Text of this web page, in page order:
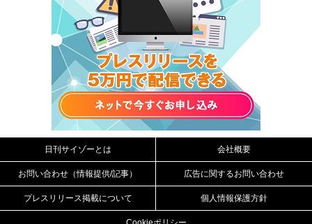
日刊サイゾーとは 会社概要
お問い合わせ（情報提供/記事） 広告に関するお問い合わせ
プレスリリース掲載について 個人情報保護方針